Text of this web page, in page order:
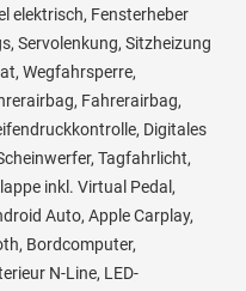
elektrisch, Fensterheber
Servolenkung, Sitzheizung
Wegfahrsperre,
Fahrerairbag,
Digitales
Tagfahrlicht,
inkl. Virtual Pedal,
Auto, Apple Carplay,
Bordcomputer,
N-Line, LED-